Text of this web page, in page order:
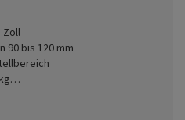
Zoll
90 bis 120 mm
…